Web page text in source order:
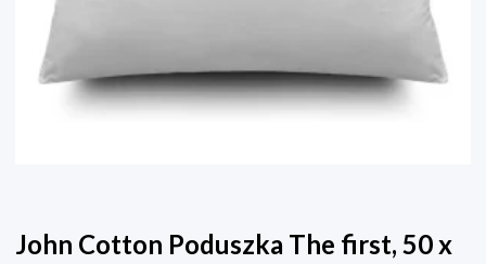
John Cotton Poduszka The first, 50 x